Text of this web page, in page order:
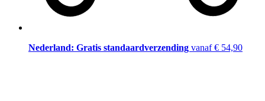
Nederland: Gratis standaardverzending vanaf € 54,90